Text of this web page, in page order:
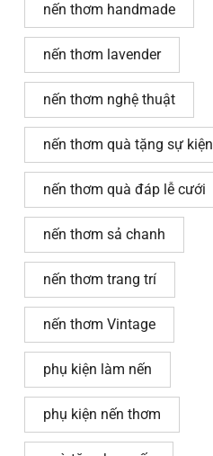
nến thơm handmade
nến thơm lavender
nến thơm nghệ thuật
nến thơm quà tặng sự kiện
nến thơm quà đáp lễ cưới
nến thơm sả chanh
nến thơm trang trí
nến thơm Vintage
phụ kiện làm nến
phụ kiện nến thơm